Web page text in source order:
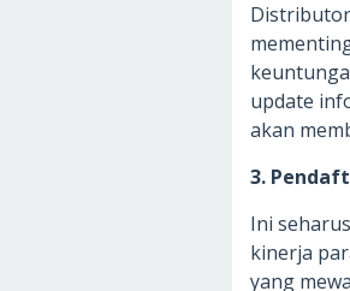
update
akan
3.
Ini
kinerja
yang